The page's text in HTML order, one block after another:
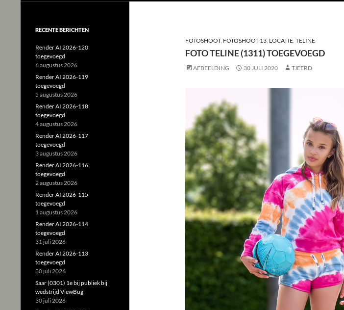
FOTOSHOOT, FOTOSHOOT 13, LOCATIE, TELINE
FOTO TELINE (1311) TOEGEVOEGD
AFBEELDING 30 JULI 2020 TJEERD
RECENTE BERICHTEN
Render AI 2026-120
toegevoegd
6 augustus 2026
Render AI 2026-119
toegevoegd
5 augustus 2026
Render AI 2026-118
toegevoegd
4 augustus 2026
Render AI 2026-117
toegevoegd
3 augustus 2026
Render AI 2026-116
toegevoegd
2 augustus 2026
Render AI 2026-115
toegevoegd
1 augustus 2026
Render AI 2026-114
toegevoegd
31 juli 2026
Render AI 2026-113
toegevoegd
30 juli 2026
Saar (0301) 1e bij publiek bij
wedstrijd ViewBug
30 juli 2026